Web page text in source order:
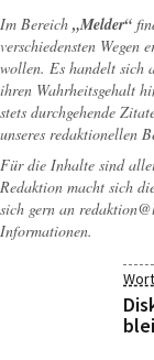
Im Bereich „Melder“
verschiedensten Wegen
wollen. Es handelt sich
ihren Wahrheitsgehalt
stets durchgehende
unseres redaktionellen
Für die Inhalte sind
Redaktion macht sich
sich gern an
Informationen.